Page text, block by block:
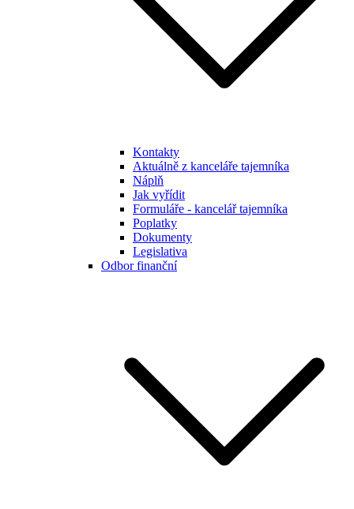
Kontakty
Aktuálně z kanceláře tajemníka
Náplň
Jak vyřídit
Formuláře - kancelář tajemníka
Poplatky
Dokumenty
Legislativa
Odbor finanční